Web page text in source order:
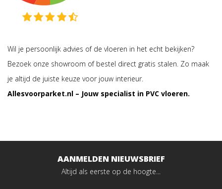
Wil je persoonlijk advies of de vloeren in het echt bekijken?
Bezoek onze showroom of bestel direct gratis stalen. Zo maak
je altijd de juiste keuze voor jouw interieur.
Allesvoorparket.nl – Jouw specialist in PVC vloeren.
AANMELDEN NIEUWSBRIEF
Altijd als eerste op de hoogte...